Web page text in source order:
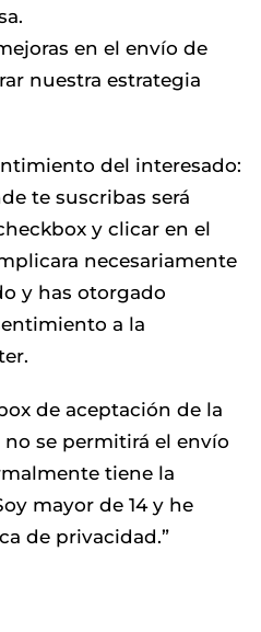
en el envío de
nuestra estrategia
del interesado:
te suscribas será
y clicar en el
necesariamente
y has otorgado
a la
de aceptación de la
se permitirá el envío
tiene la
mayor de 14 y he
de privacidad.”